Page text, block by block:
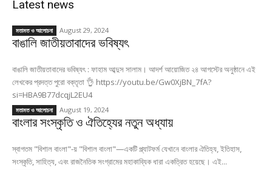
Latest news
মতামত ও আলোচনা August 29, 2024
বাঙালি জাতীয়তাবাদের ভবিষ্যৎ
বাঙালি জাতীয়তাবাদের ভবিষ্যৎ : ফাহাম আব্দুস সালাম। আদর্শ আয়োজিত ২৪ আগস্টের অনুষ্ঠানে এই
লেখকের প্রদত্ত পুরো বক্তৃতা 👌 https://youtu.be/Gw0XjBN_7fA?
si=HBA9B77dcqjL2EU4
মতামত ও আলোচনা August 19, 2024
বাংলার সংস্কৃতি ও ঐতিহ্যের নতুন অধ্যায়
স্বাগতম "বিশাল বাংলা"-য় "বিশাল বাংলা"—একটি প্ল্যাটফর্ম যেখানে বাংলার ঐতিহ্য, ইতিহাস,
সংস্কৃতি, সাহিত্য, এবং রাজনৈতিক সংগ্রামের মহাকাব্যিক ধারা একত্রিত হয়েছে। এই...